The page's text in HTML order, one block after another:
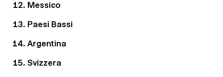
Messico
Paesi Bassi
Argentina
Svizzera
Wir nutzen Cookies und Pixel um Dir die bestmögliche
Pixeln gesammelten Daten werden zur Optimierung unserer
Webseite genutzt und um Beglaubigt.de-Nutzern und
potenziellen Neukunden die für sie relevantesten
Informationen anzuzeigen. Diese Daten werden im Rahmen